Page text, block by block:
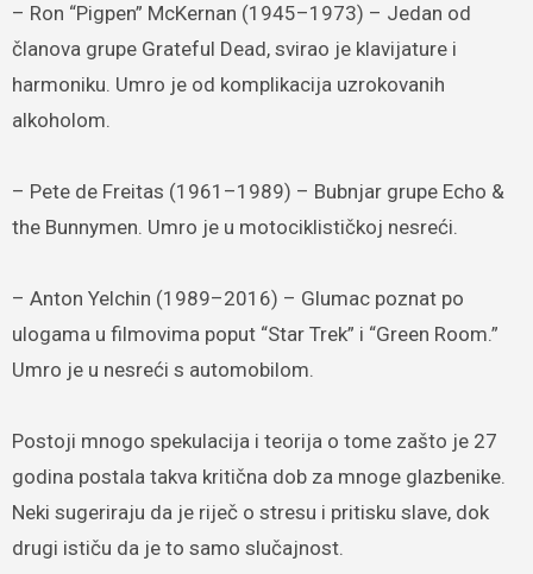
– Ron “Pigpen” McKernan (1945–1973) – Jedan od
članova grupe Grateful Dead, svirao je klavijature i
harmoniku. Umro je od komplikacija uzrokovanih
alkoholom.
– Pete de Freitas (1961–1989) – Bubnjar grupe Echo &
the Bunnymen. Umro je u motociklističkoj nesreći.
– Anton Yelchin (1989–2016) – Glumac poznat po
ulogama u filmovima poput “Star Trek” i “Green Room.”
Umro je u nesreći s automobilom.
Postoji mnogo spekulacija i teorija o tome zašto je 27
godina postala takva kritična dob za mnoge glazbenike.
Neki sugeriraju da je riječ o stresu i pritisku slave, dok
drugi ističu da je to samo slučajnost.